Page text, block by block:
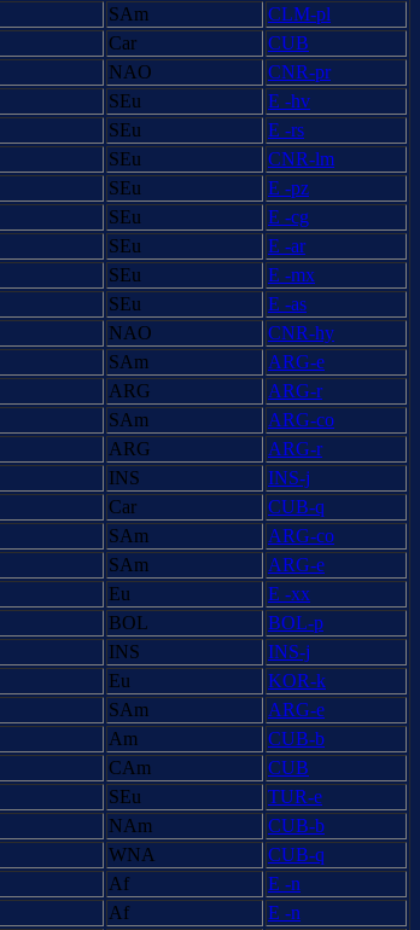
SAm
CLM-pl
Car
CUB
NAO
CNR-pr
SEu
E -hv
SEu
E -rs
SEu
CNR-lm
SEu
E -pz
SEu
E -cg
SEu
E -ar
SEu
E -mx
SEu
E -as
NAO
CNR-hy
SAm
ARG-e
ARG
ARG-r
SAm
ARG-co
ARG
ARG-r
INS
INS-j
Car
CUB-q
SAm
ARG-co
SAm
ARG-e
Eu
E -xx
BOL
BOL-p
INS
INS-j
Eu
KOR-k
SAm
ARG-e
Am
CUB-b
CAm
CUB
SEu
TUR-e
NAm
CUB-b
WNA
CUB-q
Af
E -n
Af
E -n